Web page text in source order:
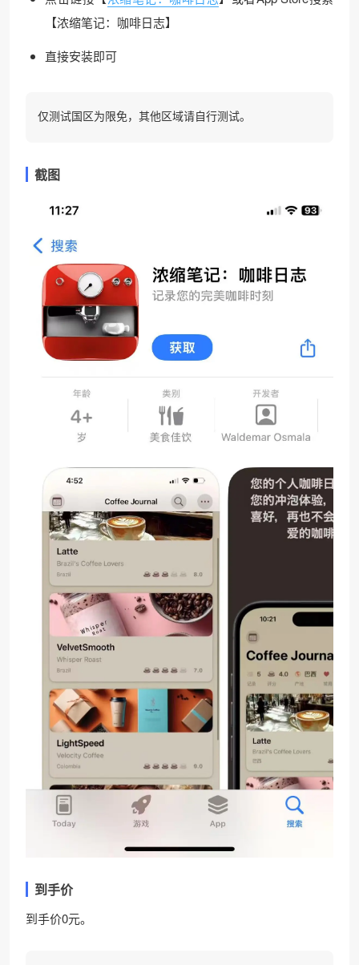
【浓缩笔记：咖啡日志】
直接安装即可
仅测试国区为限免，其他区域请自行测试。
截图
到手价
到手价0元。